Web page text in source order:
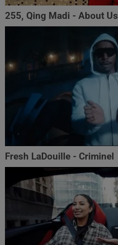
255, Qing Madi - About Us
Fresh LaDouille - Criminel